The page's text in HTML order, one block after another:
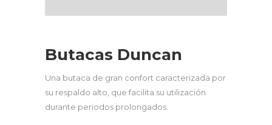
Butacas Duncan
Una butaca de gran confort caracterizada por
su respaldo alto, que facilita su utilización
durante periodos prolongados.